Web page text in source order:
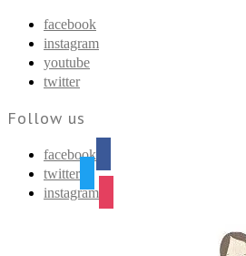
facebook
instagram
youtube
twitter
Follow us
facebook
twitter
instagram